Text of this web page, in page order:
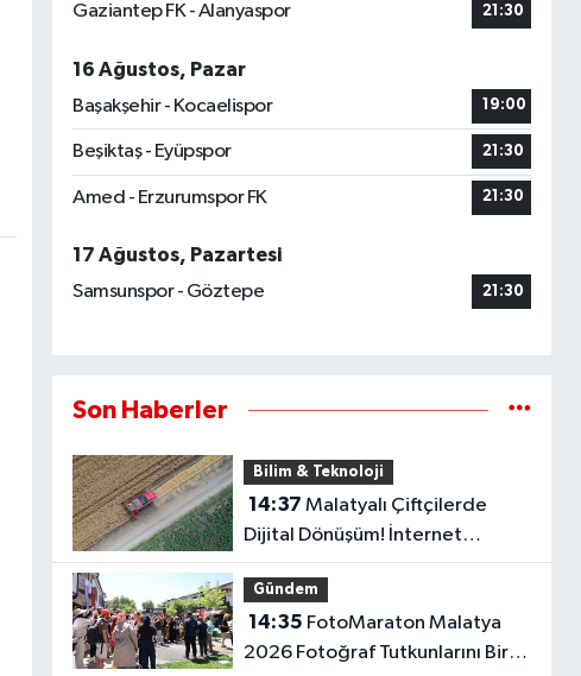
Gaziantep FK - Alanyaspor 21:30
16 Ağustos, Pazar
Başakşehir - Kocaelispor
19:00
Beşiktaş - Eyüpspor 21:30
Amed - Erzurumspor FK 21:30
17 Ağustos, Pazartesi
Samsunspor - Göztepe
21:30
Son Haberler
Bilim & Teknoloji
14:37
Dijital Dönüşüm! İnternet
Kullanımı Son 10 Yılda İki Katını
Aştı..
Gündem
14:35
2026 Fotoğraf Tutkunlarını Bir